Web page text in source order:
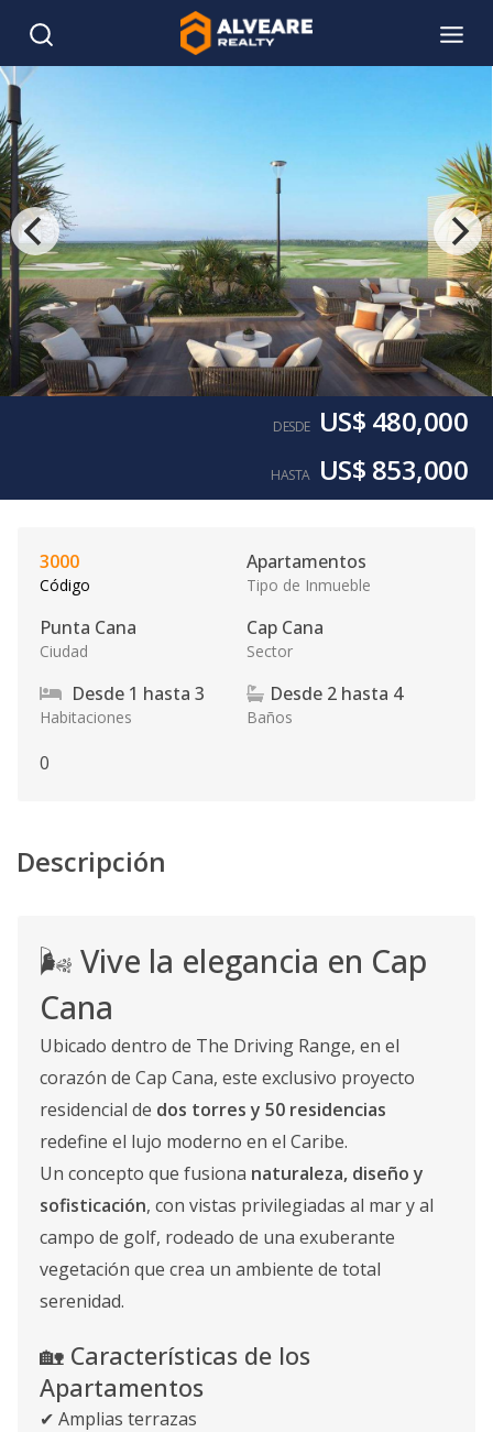
DESDE US$ 480,000
HASTA US$ 853,000
3000
Código
Apartamentos
Tipo de Inmueble
Punta Cana
Ciudad
Cap Cana
Sector
Desde 1 hasta 3
Habitaciones
Desde 2 hasta 4
Baños
0
Descripción
🌬️ Vive la elegancia en Cap
Cana
Ubicado dentro de The Driving Range, en el
corazón de Cap Cana, este exclusivo proyecto
residencial de dos torres y 50 residencias
redefine el lujo moderno en el Caribe.
Un concepto que fusiona naturaleza, diseño y
sofisticación, con vistas privilegiadas al mar y al
campo de golf, rodeado de una exuberante
vegetación que crea un ambiente de total
serenidad.
🏡 Características de los
Apartamentos
✔ Amplias terrazas